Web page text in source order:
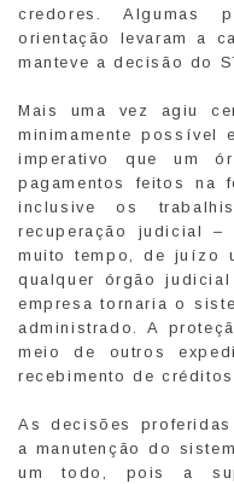
credores. Algumas
orientação levaram a
manteve a decisão do
Mais uma vez agiu
minimamente possível
imperativo que um
pagamentos feitos na
inclusive os
recuperação judicial
muito tempo, de juízo
qualquer órgão
empresa tornaria o
administrado. A
meio de outros
recebimento de créditos.
As decisões
a manutenção do
um todo, pois a